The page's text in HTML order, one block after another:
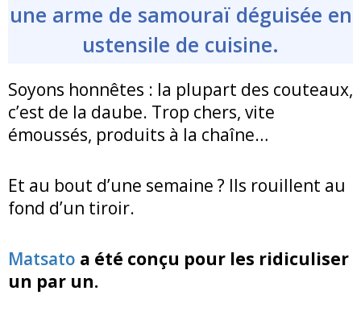
une arme de samouraï déguisée en
ustensile de cuisine.
Soyons honnêtes : la plupart des couteaux,
c’est de la daube. Trop chers, vite
émoussés, produits à la chaîne…
Et au bout d’une semaine ? Ils rouillent au
fond d’un tiroir.
Matsato a été conçu pour les ridiculiser
un par un.